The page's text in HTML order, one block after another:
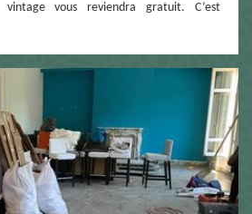
vous reviendra gratuit. C’est